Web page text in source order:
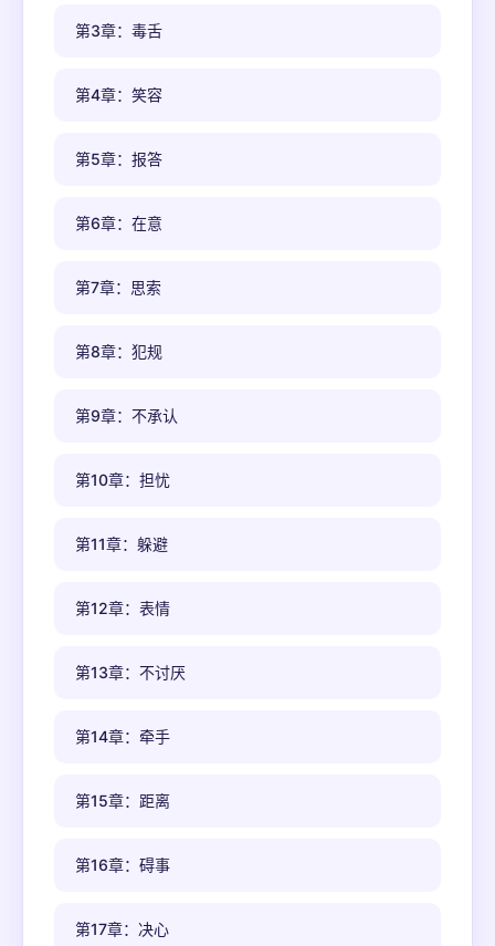
第3章：毒舌
第4章：笑容
第5章：报答
第6章：在意
第7章：思索
第8章：犯规
第9章：不承认
第10章：担忧
第11章：躲避
第12章：表情
第13章：不讨厌
第14章：牵手
第15章：距离
第16章：碍事
第17章：决心